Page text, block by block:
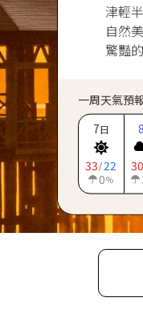
津輕
自然
驚豔
一周天氣預
7日
33 /22
0%
8
30